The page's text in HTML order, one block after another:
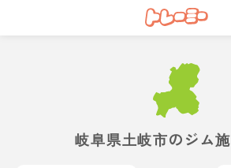
岐阜県土岐市のジム